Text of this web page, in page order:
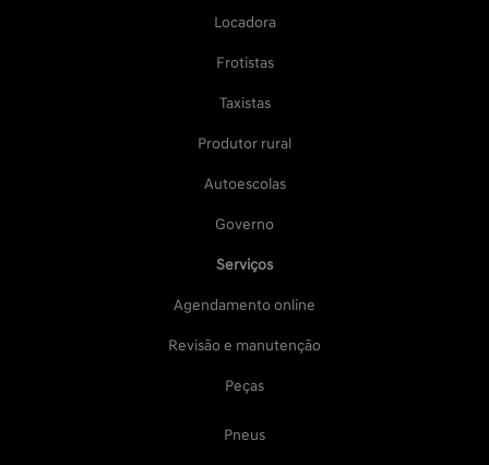
Locadora
Frotistas
Taxistas
Produtor rural
Autoescolas
Governo
Serviços
Agendamento online
Revisão e manutenção
Peças
Pneus